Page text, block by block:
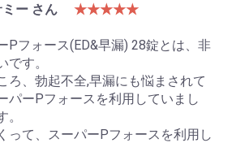
ー さん
★★★★★
Pフォース(ED&早漏) 28錠とは、非
です。
ろ、勃起不全,早漏にも悩まされて
パーPフォースを利用していまし
って、スーパーPフォースを利用し